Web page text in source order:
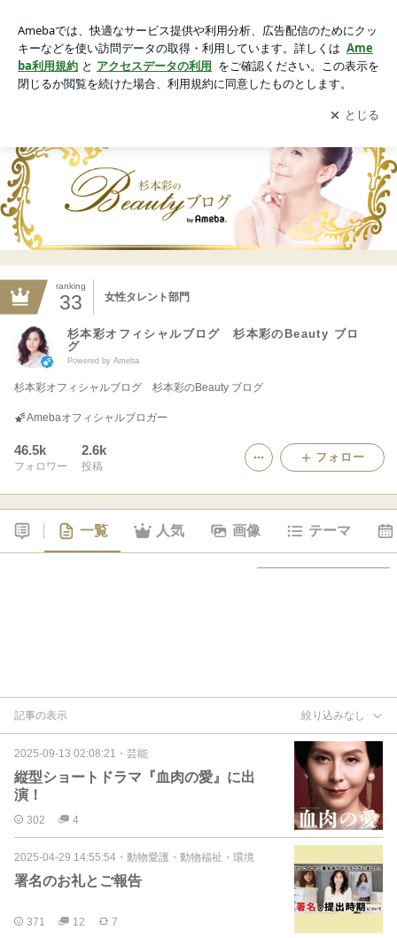
d by Amebaアプリをダウンロードして ブログの更新通知
を受け取りまし
ょう。
開く
ranking
33 女性タレント部門
杉本彩オフィシャルブログ 杉本彩のBeauty ブロ
グ
Powered by Ameba
杉本彩オフィシャルブログ 杉本彩のBeauty ブログ
Amebaオフィシャルブロガー
46.5k
フォロワー
2.6k
投稿
フォロー
一覧 人気 画像 テーマ
記事の表示 絞り込みなし
2025-09-13 02:08:21 ・ 芸能
縦型ショートドラマ『血肉の愛』に出
演！
302 4
2025-04-29 14:55:54 ・ 動物愛護・動物福祉・環境
署名のお礼とご報告
371 12 7